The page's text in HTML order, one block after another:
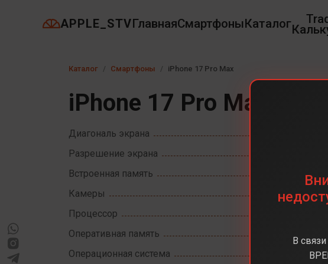
APPLE_STVГлавнаяСмартфоныКаталог
Каталог Смартфоны iPhone 17 Pro Max
iPhone 17 Pro Max
Диагональ экрана
Разрешение экрана
Встроенная память
Камеры
48 + 48 + 48
Процессор
Оперативная память
Операционная система
В